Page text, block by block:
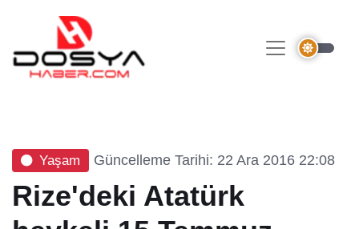
Yaşam Güncelleme Tarihi: 22 Ara 2016 22:08
Rize'deki Atatürk